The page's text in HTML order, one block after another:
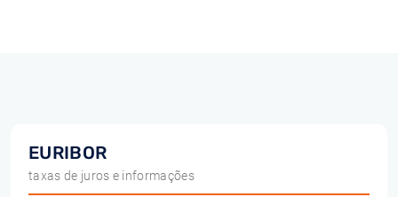
EURIBOR
taxas de juros e informações